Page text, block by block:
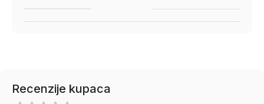
Recenzije kupaca